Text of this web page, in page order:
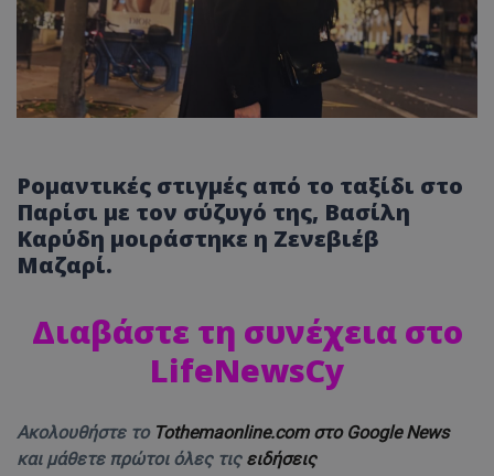
Ρομαντικές στιγμές από το ταξίδι στο
Παρίσι με τον σύζυγό της, Βασίλη
Καρύδη μοιράστηκε η Ζενεβιέβ
Μαζαρί.
Διαβάστε τη συνέχεια στο
LifeNewsCy
Ακολουθήστε το Tothemaonline.com στο Google News
και μάθετε πρώτοι όλες τις ειδήσεις